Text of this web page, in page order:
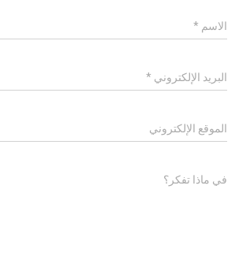
الاسم *
البريد الإلكتروني *
الموقع الإلكتروني
في ماذا تفكر؟